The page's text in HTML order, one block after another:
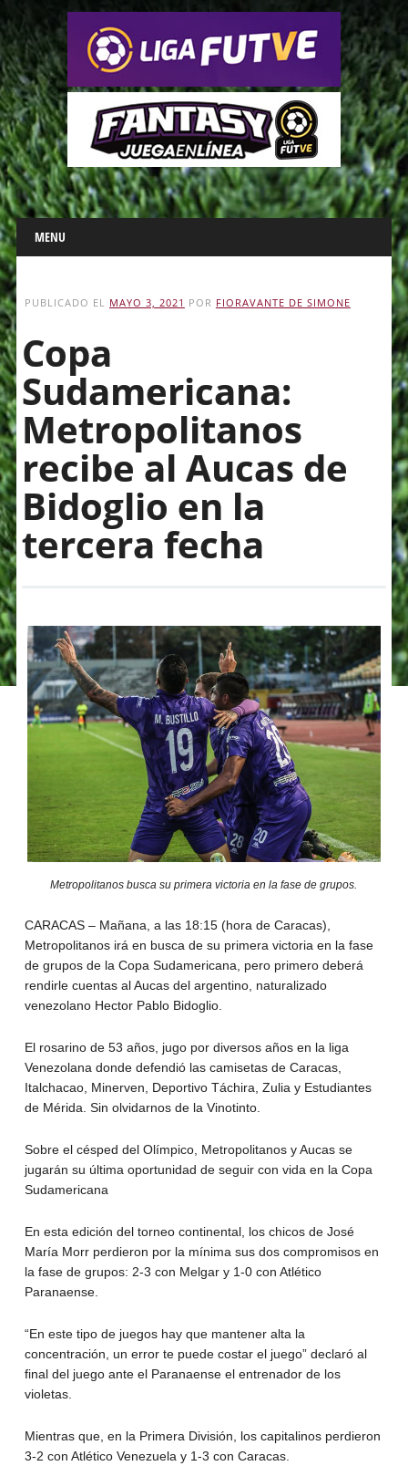
Main menu
Skip
to
content
MENU
PUBLICADO EL MAYO 3, 2021 POR FIORAVANTE DE SIMONE
Copa
Sudamericana:
Metropolitanos
recibe al Aucas de
Bidoglio en la
tercera fecha
Metropolitanos busca su primera victoria en la fase de grupos.
CARACAS – Mañana, a las 18:15 (hora de Caracas),
Metropolitanos irá en busca de su primera victoria en la fase
de grupos de la Copa Sudamericana, pero primero deberá
rendirle cuentas al Aucas del argentino, naturalizado
venezolano Hector Pablo Bidoglio.
El rosarino de 53 años, jugo por diversos años en la liga
Venezolana donde defendió las camisetas de Caracas,
Italchacao, Minerven, Deportivo Táchira, Zulia y Estudiantes
de Mérida. Sin olvidarnos de la Vinotinto.
Sobre el césped del Olímpico, Metropolitanos y Aucas se
jugarán su última oportunidad de seguir con vida en la Copa
Sudamericana
En esta edición del torneo continental, los chicos de José
María Morr perdieron por la mínima sus dos compromisos en
la fase de grupos: 2-3 con Melgar y 1-0 con Atlético
Paranaense.
“En este tipo de juegos hay que mantener alta la
concentración, un error te puede costar el juego” declaró al
final del juego ante el Paranaense el entrenador de los
violetas.
Mientras que, en la Primera División, los capitalinos perdieron
3-2 con Atlético Venezuela y 1-3 con Caracas.